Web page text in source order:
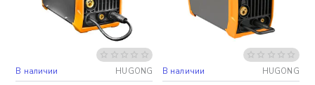
Бесплатная доставка
В наличии HUGONG Бесплатная доставка
В наличии HUGONG